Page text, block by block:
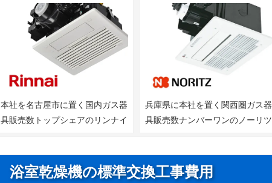
本社を名古屋市に置く国内ガス器
具販売数トップシェアのリンナイ
兵庫県に本社を置く関西圏ガス器
具販売数ナンバーワンのノーリツ
浴室乾燥機の標準交換工事費用